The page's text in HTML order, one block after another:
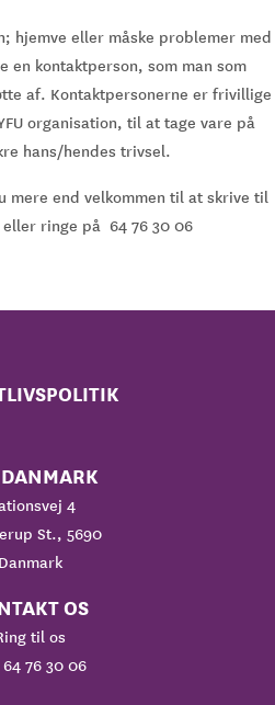
hjemve eller måske problemer med
kontaktperson, som man som
af. Kontaktpersonerne er frivillige
organisation, til at tage vare på
hans/hendes trivsel.
mere end velkommen til at skrive til
ringe på 64 76 30 06
4
St., 5690
Danmark
OS
til os
64 76 30 06